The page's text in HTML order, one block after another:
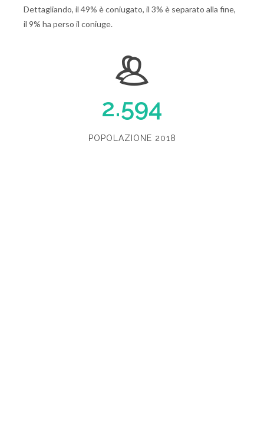
Dettagliando, il 49% è coniugato, il 3% è separato alla fine,
il 9% ha perso il coniuge.
2.594
POPOLAZIONE 2018